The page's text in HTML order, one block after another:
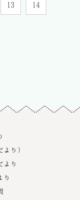
13 14
より）
より
り